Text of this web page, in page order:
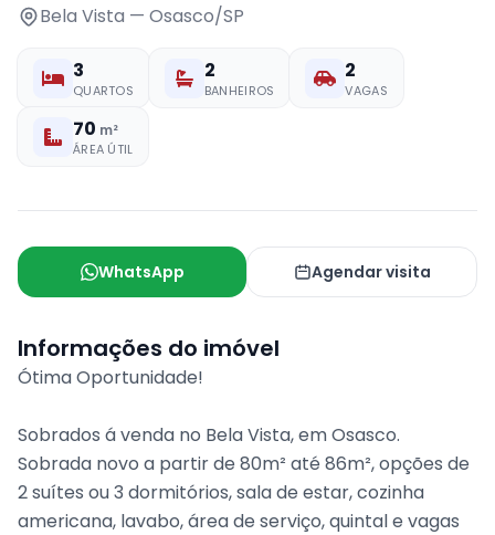
Bela Vista — Osasco/SP
3
QUARTOS
2
BANHEIROS
2
VAGAS
70 m²
ÁREA ÚTIL
WhatsApp Agendar visita
Informações do imóvel
Ótima Oportunidade!
Sobrados á venda no Bela Vista, em Osasco.
Sobrada novo a partir de 80m² até 86m², opções de
2 suítes ou 3 dormitórios, sala de estar, cozinha
americana, lavabo, área de serviço, quintal e vagas